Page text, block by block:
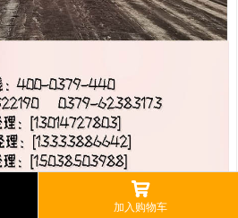
󰅹
加入购物车